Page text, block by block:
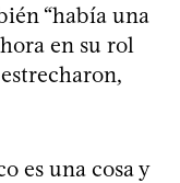
“había una
en su rol
es una cosa y